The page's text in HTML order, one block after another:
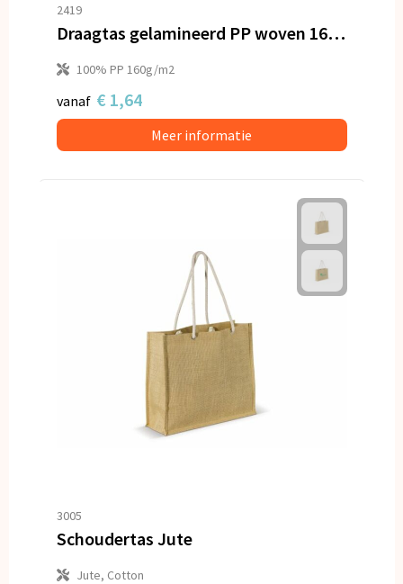
2419
Draagtas gelamineerd PP woven 160g/m²
100% PP 160g/m2
vanaf € 1,64
Meer informatie
3005
Schoudertas Jute
Jute, Cotton